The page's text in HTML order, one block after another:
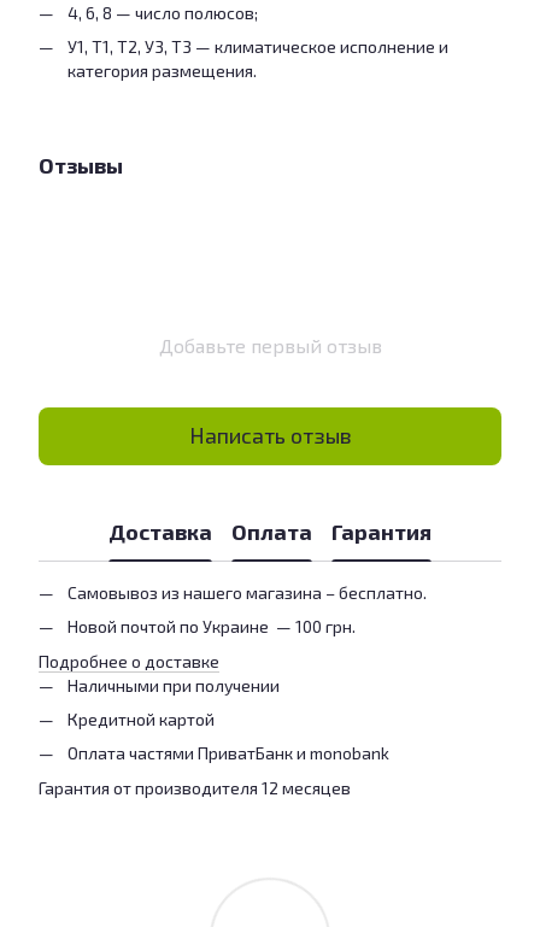
4, 6, 8 — число полюсов;
У1, Т1, Т2, У3, Т3 — климатическое исполнение и
категория размещения.
Отзывы
Добавьте первый отзыв
Написать отзыв
Доставка Оплата Гарантия
Самовывоз из нашего магазина – бесплатно.
Новой почтой по Украине — 100 грн.
Подробнее о доставке
Наличными при получении
Кредитной картой
Оплата частями ПриватБанк и monobank
Гарантия от производителя 12 месяцев